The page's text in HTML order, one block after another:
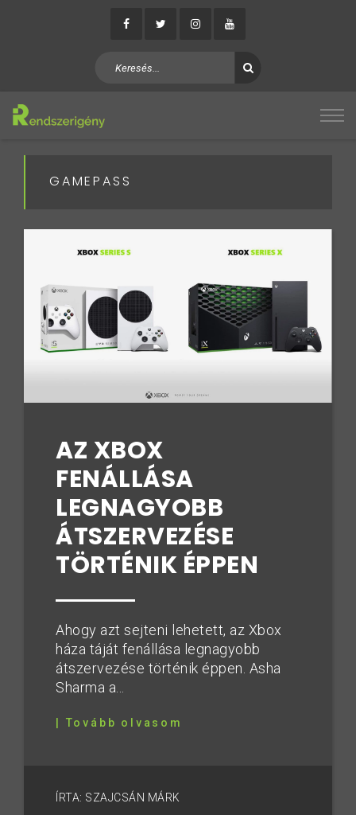
GAMEPASS
AZ XBOX
FENÁLLÁSA
LEGNAGYOBB
ÁTSZERVEZÉSE
TÖRTÉNIK ÉPPEN
Ahogy azt sejteni lehetett, az Xbox
háza táját fenállása legnagyobb
átszervezése történik éppen. Asha
Sharma a...
| Tovább olvasom
ÍRTA: SZAJCSÁN MÁRK